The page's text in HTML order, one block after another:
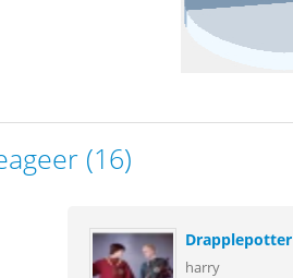
(16)
Drapplepotter
harry